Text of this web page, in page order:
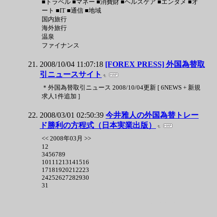
■トラベル ■マネー ■消費財 ■ヘルスケア ■エンタメ ■オ
ート ■IT ■通信 ■地域
国内旅行
海外旅行
温泉
ファイナンス
2008/10/04 11:07:18 [FOREX PRESS] 外国為替取
引ニュースサイト
＊外国為替取引ニュース 2008/10/04更新 [ 6NEWS + 新規
求人1件追加 ]
2008/03/01 02:50:39 今井雅人の外国為替トレー
ド勝利の方程式（日本実業出版）
<< 2008年03月 >>
12
3456789
10111213141516
17181920212223
24252627282930
31